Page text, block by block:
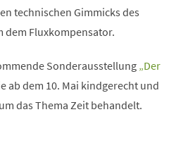
technischen Gimmicks des
dem Fluxkompensator.
Sonderausstellung „Der
ab dem 10. Mai kindgerecht und
das Thema Zeit behandelt.